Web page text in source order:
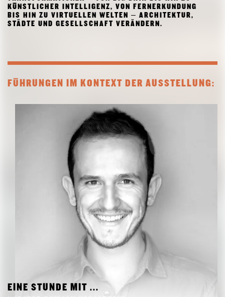
KÜNSTLICHER INTELLIGENZ, VON FERNERKUNDUNG
BIS HIN ZU VIRTUELLEN WELTEN – ARCHITEKTUR,
STÄDTE UND GESELLSCHAFT VERÄNDERN.
FÜHRUNGEN IM KONTEXT DER AUSSTELLUNG:
EINE STUNDE MIT ...